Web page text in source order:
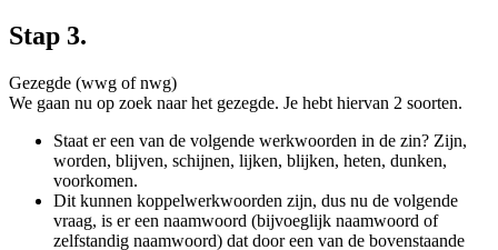
Stap 3.
Gezegde (wwg of nwg)
We gaan nu op zoek naar het gezegde. Je hebt hiervan 2 soorten.
Staat er een van de volgende werkwoorden in de zin? Zijn,
worden, blijven, schijnen, lijken, blijken, heten, dunken,
voorkomen.
Dit kunnen koppelwerkwoorden zijn, dus nu de volgende
vraag, is er een naamwoord (bijvoeglijk naamwoord of
zelfstandig naamwoord) dat door een van de bovenstaande